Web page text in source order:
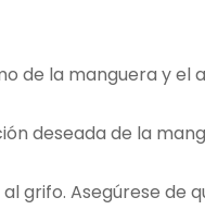
de la manguera y el
deseada de la
grifo. Asegúrese de